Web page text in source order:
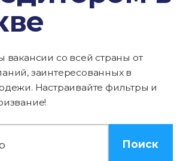
вакансии со всей страны от
заинтересованных в
Настраивайте фильтры и
Поиск